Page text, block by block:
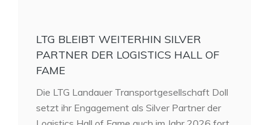
LTG BLEIBT WEITERHIN SILVER
PARTNER DER LOGISTICS HALL OF
FAME
Die LTG Landauer Transportgesellschaft Doll
setzt ihr Engagement als Silver Partner der